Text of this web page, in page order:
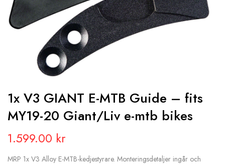
1x V3 GIANT E-MTB Guide – fits
MY19-20 Giant/Liv e-mtb bikes
1.599.00 kr
MRP 1x V3 Alloy E-MTB-kedjestyrare. Monteringsdetaljer ingår och